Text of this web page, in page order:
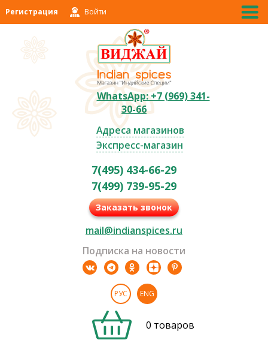
Регистрация Войти
WhatsApp: +7 (969) 341-
30-66
Адреса магазинов
Экспресс-магазин
7(495) 434-66-29
7(499) 739-95-29
Заказать звонок
mail@indianspices.ru
Подписка на новости
РУС ENG
0 товаров